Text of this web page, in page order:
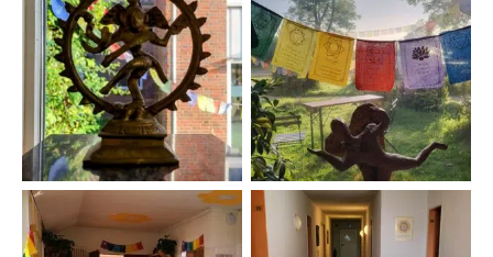
Eingangsbereich YVN Rezi Fenster YVN